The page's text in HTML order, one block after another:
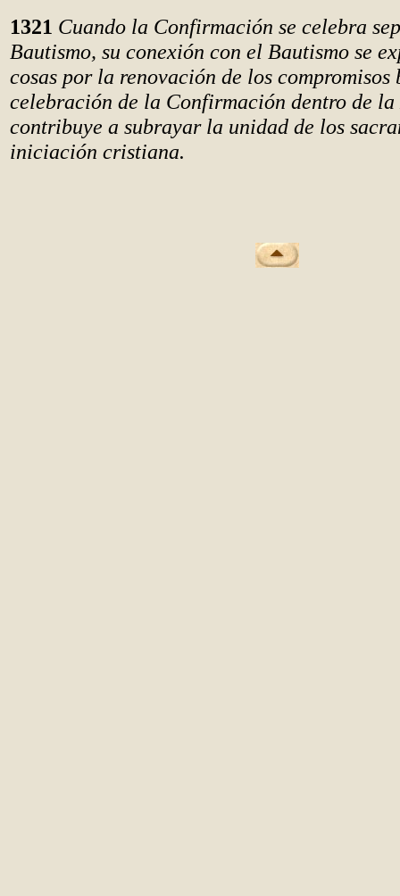
1321 Cuando la Confirmación se celebra
Bautismo, su conexión con el Bautismo se
cosas por la renovación de los compromisos
celebración de la Confirmación dentro de
contribuye a subrayar la unidad de los
iniciación cristiana.